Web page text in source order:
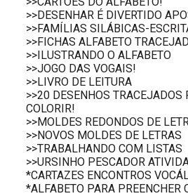
>>DESENHAR É DIVERTIDO
>>FAMÍLIAS SILÁBICAS-
>>FICHAS ALFABETO
>>ILUSTRANDO O ALFABETO
>>JOGO DAS VOGAIS!
>>LIVRO DE LEITURA
>>20 DESENHOS TRACEJADOS
COLORIR!
>>MOLDES REDONDOS DE
>>NOVOS MOLDES DE LETRAS
>>TRABALHANDO COM LISTAS
>>URSINHO PESCADOR
*CARTAZES ENCONTROS
*ALFABETO PARA PREENCHER